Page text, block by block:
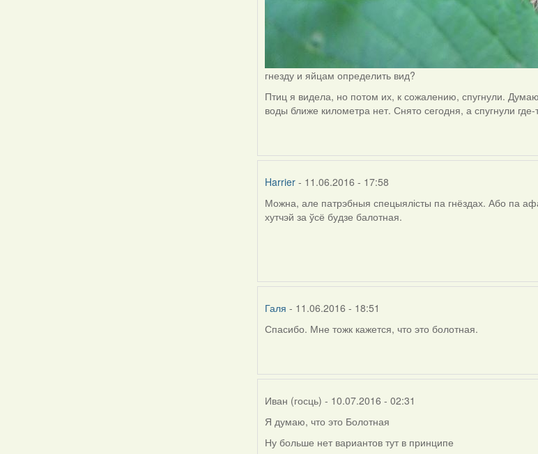
гнезду и яйцам определить вид?
Птиц я видела, но потом их, к сожалению, спугнули.
воды ближе километра нет. Снято сегодня, а спугнули
Harrier - 11.06.2016 - 17:58
Можна, але патрэбныя спецыялісты па гнёздах. Або па
хутчэй за ўсё будзе балотная.
Галя - 11.06.2016 - 18:51
In
by
Спасибо. Мне тожк кажется, что это болотная.
Иван (госць) - 10.07.2016 - 02:31
Я думаю, что это Болотная
Ну больше нет вариантов тут в принципе